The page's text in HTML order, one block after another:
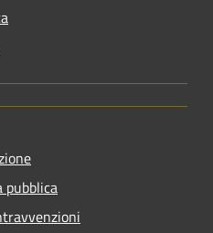
pubblica